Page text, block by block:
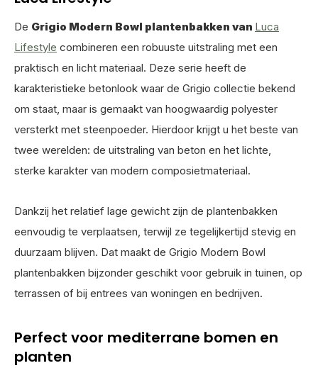
De Grigio Modern Bowl plantenbakken van Luca
Lifestyle combineren een robuuste uitstraling met een
praktisch en licht materiaal. Deze serie heeft de
karakteristieke betonlook waar de Grigio collectie bekend
om staat, maar is gemaakt van hoogwaardig polyester
versterkt met steenpoeder. Hierdoor krijgt u het beste van
twee werelden: de uitstraling van beton en het lichte,
sterke karakter van modern composietmateriaal.
Dankzij het relatief lage gewicht zijn de plantenbakken
eenvoudig te verplaatsen, terwijl ze tegelijkertijd stevig en
duurzaam blijven. Dat maakt de Grigio Modern Bowl
plantenbakken bijzonder geschikt voor gebruik in tuinen, op
terrassen of bij entrees van woningen en bedrijven.
Perfect voor mediterrane bomen en
planten